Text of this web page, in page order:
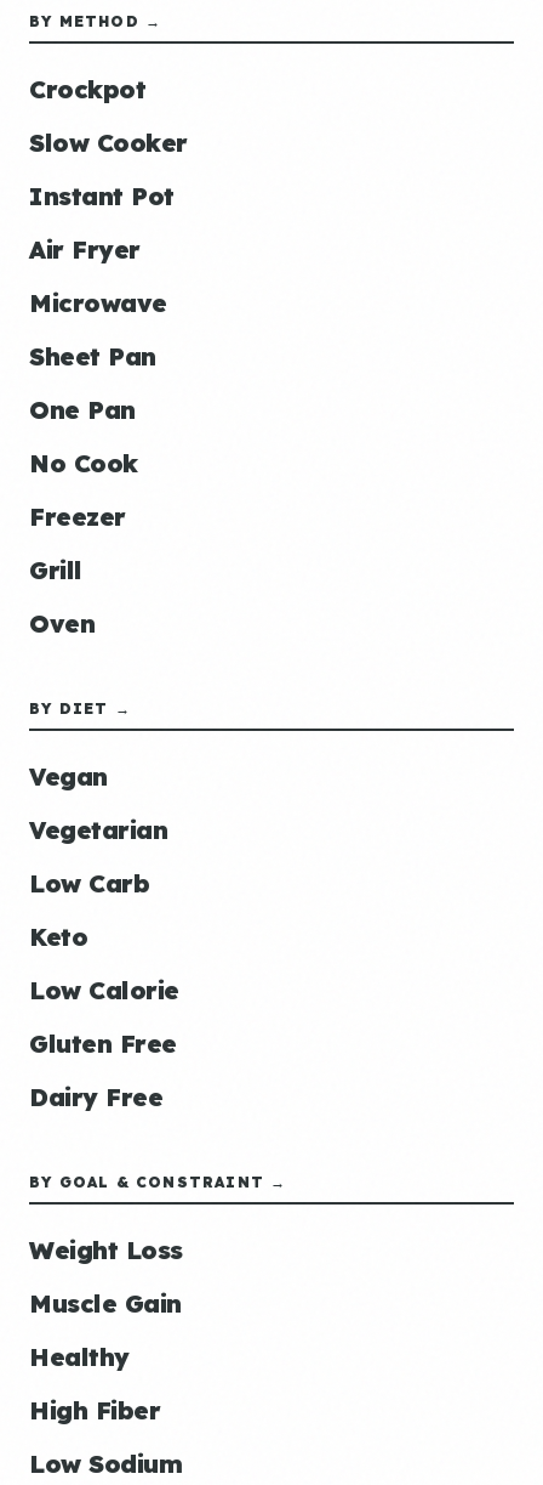
BY METHOD →
Crockpot
Slow Cooker
Instant Pot
Air Fryer
Microwave
Sheet Pan
One Pan
No Cook
Freezer
Grill
Oven
BY DIET →
Vegan
Vegetarian
Low Carb
Keto
Low Calorie
Gluten Free
Dairy Free
BY GOAL & CONSTRAINT →
Weight Loss
Muscle Gain
Healthy
High Fiber
Low Sodium